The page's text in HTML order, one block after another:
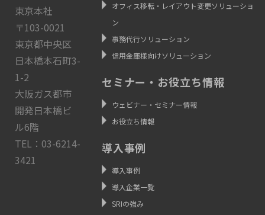
東京本社
〒103-0021
東京都中央区
日本橋本石町3-
1-2
大阪ガス都市
開発日本橋ビ
ル6階
TEL：03-6214-
3421
オフィス移転・レイアウト変更ソリューショ
ン
事務代行ソリューション
信用金庫様向けソリューション
セミナー・お役立ち情報
ウェビナー・セミナー情報
お役立ち情報
導入事例
導入事例
導入企業一覧
SRIの強み